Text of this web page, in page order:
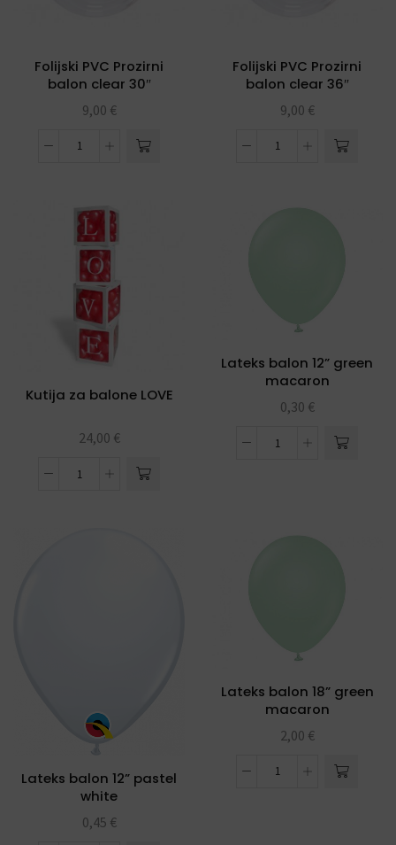
Folijski PVC Prozirni
balon clear 30″
9,00 €
Folijski PVC Prozirni
balon clear 36″
9,00 €
Kutija za balone LOVE
24,00 €
Lateks balon 12” green
macaron
0,30 €
Lateks balon 12” pastel
white
0,45 €
Lateks balon 18” green
macaron
2,00 €